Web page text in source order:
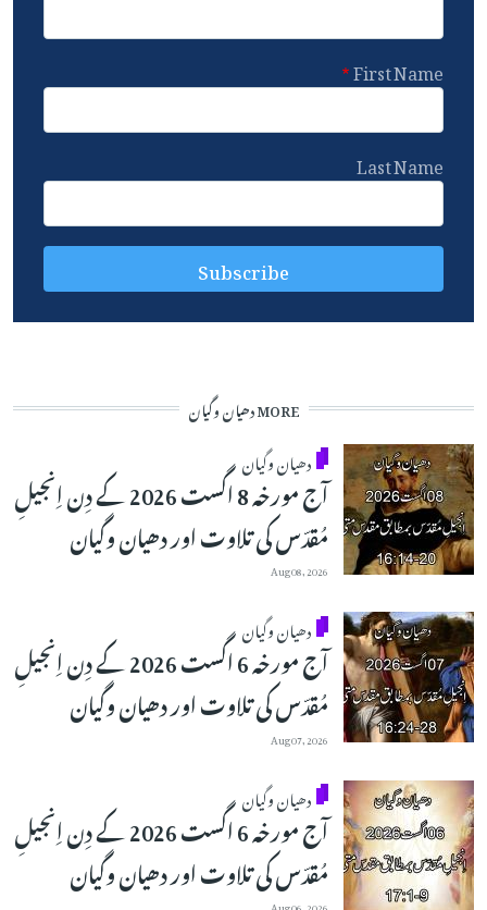
First Name
Last Name
MORE دھیان وگیان
دھیان وگیان
آج مورخہ 8 اگست 2026 کے دِن اِنجیلِ
مُقدّس کی تلاوت اور دھیان وگیان
Aug 08, 2026
دھیان وگیان
آج مورخہ 6 اگست 2026 کے دِن اِنجیلِ
مُقدّس کی تلاوت اور دھیان وگیان
Aug 07, 2026
دھیان وگیان
آج مورخہ 6 اگست 2026 کے دِن اِنجیلِ
مُقدّس کی تلاوت اور دھیان وگیان